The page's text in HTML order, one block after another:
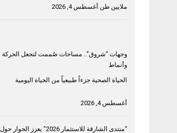
ملايين طن أغسطس 4, 2026
وجهات “شروق”.. مساحات صُممت لتجعل الحركة
وأنماط
الحياة الصحية جزءاً طبيعياً من الحياة اليومية
أغسطس 4, 2026
“منتدى الشارقة للاستثمار 2026” يعزز الحوار حول